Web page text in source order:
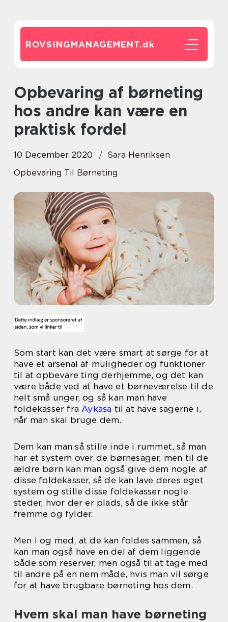
ROVSINGMANAGEMENT.dk
Opbevaring af børneting
hos andre kan være en
praktisk fordel
10 December 2020
Sara Henriksen
Opbevaring Til Børneting
Som start kan det være smart at sørge for at
have et arsenal af muligheder og funktioner
til at opbevare ting derhjemme, og det kan
være både ved at have et børneværelse til de
helt små unger, og så kan man have
foldekasser fraAykasa til at have sagerne i,
når man skal bruge dem.
Dem kan man så stille inde i rummet, så man
har et system over de børnesager, men til de
ældre børn kan man også give dem nogle af
disse foldekasser, så de kan lave deres eget
system og stille disse foldekasser nogle
steder, hvor der er plads, så de ikke står
fremme og fylder.
Men i og med, at de kan foldes sammen, så
kan man også have en del af dem liggende
både som reserver, men også til at tage med
til andre på en nem måde, hvis man vil sørge
for at have brugbare børneting hos dem.
Hvem skal man have børneting